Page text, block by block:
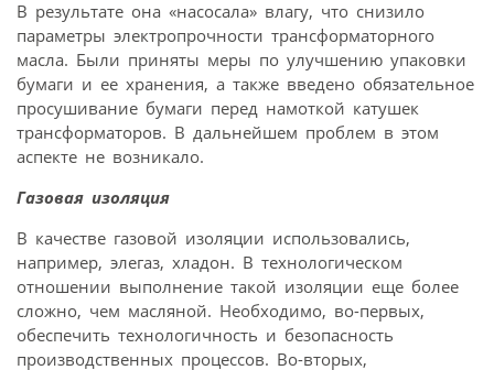
В результате она «насосала» влагу, что снизило
параметры электропрочности трансформаторного
масла. Были приняты меры по улучшению упаковки
бумаги и ее хранения, а также введено обязательное
просушивание бумаги перед намоткой катушек
трансформаторов. В дальнейшем проблем в этом
аспекте не возникало.
Газовая изоляция
В качестве газовой изоляции использовались,
например, элегаз, хладон. В технологическом
отношении выполнение такой изоляции еще более
сложно, чем масляной. Необходимо, во-первых,
обеспечить технологичность и безопасность
производственных процессов. Во-вторых,